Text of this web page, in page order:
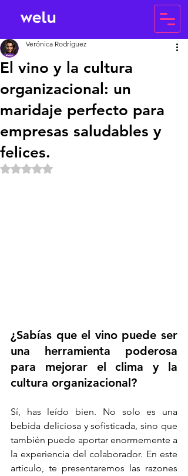
El vino y la cultura
organizacional: un
maridaje perfecto para
empresas saludables y
felices.
Verónica Rodríguez
Obtuvo NaN de 5 estrellas.
¿Sabías que el vino puede ser
una herramienta poderosa
para mejorar el clima y la
cultura organizacional?
Sí, has leído bien. No solo es una
bebida deliciosa y sofisticada, sino que
también puede aportar enormemente a
la experiencia del colaborador. En este
artículo, te presentaremos las razones